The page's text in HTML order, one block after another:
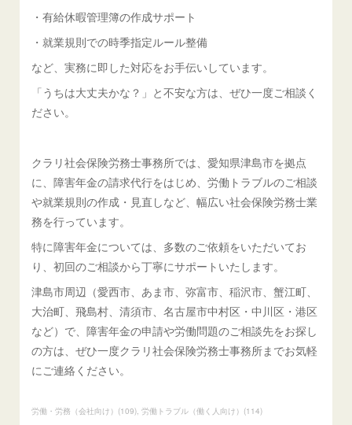
・有給休暇管理簿の作成サポート
・就業規則での時季指定ルール整備
など、実務に即した対応をお手伝いしています。
「うちは大丈夫かな？」と不安な方は、ぜひ一度ご相談く
ださい。
クラリ社会保険労務士事務所では、愛知県津島市を拠点
に、障害年金の請求代行をはじめ、労働トラブルのご相談
や就業規則の作成・見直しなど、幅広い社会保険労務士業
務を行っています。
特に障害年金については、多数のご依頼をいただいてお
り、初回のご相談から丁寧にサポートいたします。
津島市周辺（愛西市、あま市、弥富市、稲沢市、蟹江町、
大治町、飛島村、清須市、名古屋市中村区・中川区・港区
など）で、障害年金の申請や労働問題のご相談先をお探し
の方は、ぜひ一度クラリ社会保険労務士事務所までお気軽
にご連絡ください。
労働・労務（会社向け） (109) 労働トラブル（働く人向け） (114)